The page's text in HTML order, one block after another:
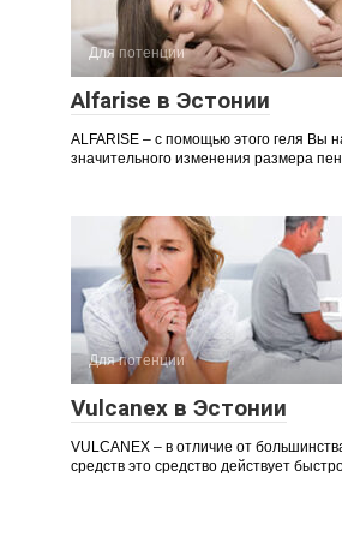
Для потенции
Alfarise в Эстонии
ALFARISE – с помощью этого геля Вы
значительного изменения размера
Для потенции
Vulcanex в Эстонии
VULCANEX – в отличие от
средств это средство действует